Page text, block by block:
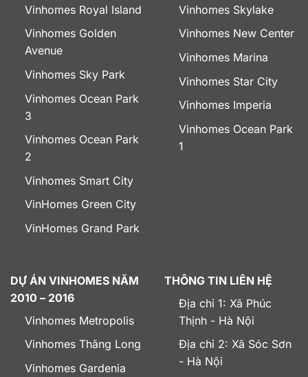
Vinhomes Royal Island
Vinhomes Golden
Avenue
Vinhomes Sky Park
Vinhomes Ocean Park
3
Vinhomes Ocean Park
2
Vinhomes Smart City
VinHomes Green City
VinHomes Grand Park
Vinhomes Skylake
Vinhomes New Center
Vinhomes Marina
Vinhomes Star City
Vinhomes Imperia
Vinhomes Ocean Park
1
DỰ ÁN VINHOMES NĂM
2010 – 2016
Vinhomes Metropolis
Vinhomes Thăng Long
Vinhomes Gardenia
THÔNG TIN LIÊN HỆ
Địa chỉ 1: Xã Phúc
Thịnh - Hà Nội
Địa chỉ 2: Xã Sóc Sơn
- Hà Nội